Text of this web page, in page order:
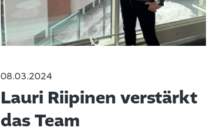
08.03.2024
Lauri Riipinen verstärkt
das Team